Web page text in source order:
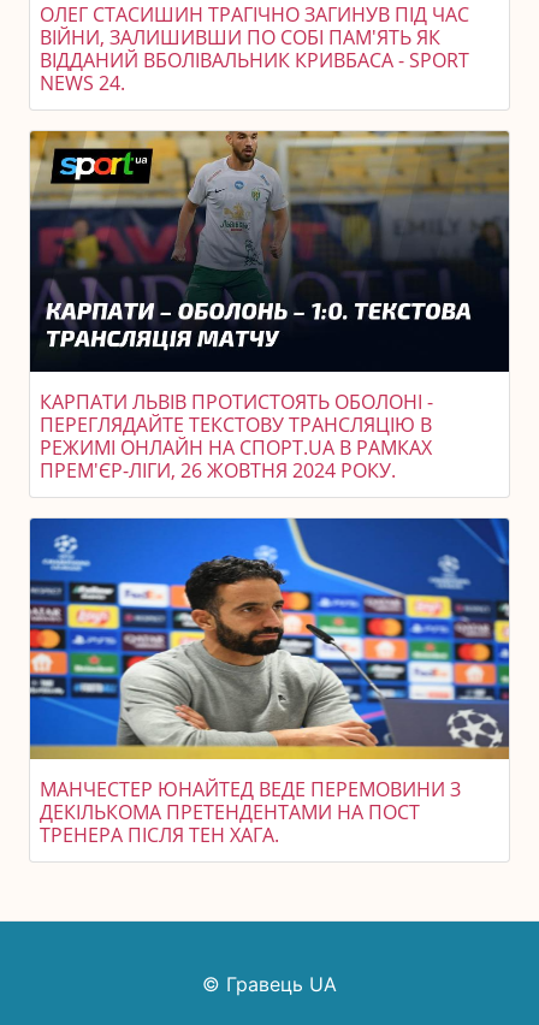
ОЛЕГ СТАСИШИН ТРАГІЧНО ЗАГИНУВ ПІД ЧАС
ВІЙНИ, ЗАЛИШИВШИ ПО СОБІ ПАМ'ЯТЬ ЯК
ВІДДАНИЙ ВБОЛІВАЛЬНИК КРИВБАСА - SPORT
NEWS 24.
КАРПАТИ ЛЬВІВ ПРОТИСТОЯТЬ ОБОЛОНІ -
ПЕРЕГЛЯДАЙТЕ ТЕКСТОВУ ТРАНСЛЯЦІЮ В
РЕЖИМІ ОНЛАЙН НА СПОРТ.UA В РАМКАХ
ПРЕМ'ЄР-ЛІГИ, 26 ЖОВТНЯ 2024 РОКУ.
МАНЧЕСТЕР ЮНАЙТЕД ВЕДЕ ПЕРЕМОВИНИ З
ДЕКІЛЬКОМА ПРЕТЕНДЕНТАМИ НА ПОСТ
ТРЕНЕРА ПІСЛЯ ТЕН ХАГА.
© Гравець UA